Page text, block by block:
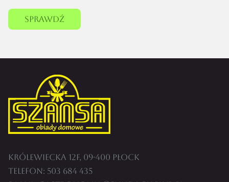
Sprawdź
Królewiecka 12F, 09-400 Płock
Telefon: 503 684 435